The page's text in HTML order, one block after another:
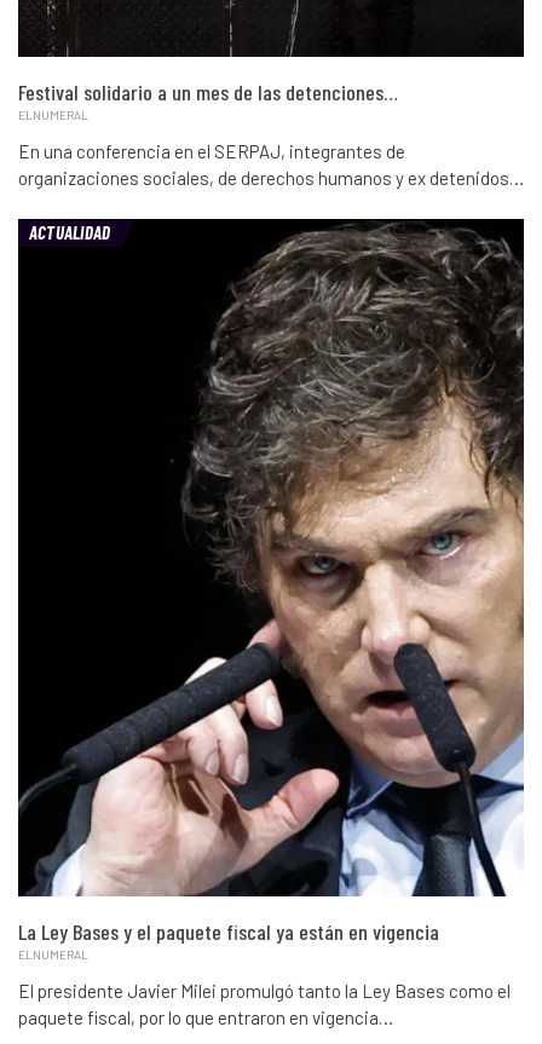
Festival solidario a un mes de las detenciones…
ELNUMERAL
En una conferencia en el SERPAJ, integrantes de
organizaciones sociales, de derechos humanos y ex detenidos…
ACTUALIDAD
La Ley Bases y el paquete fiscal ya están en vigencia
ELNUMERAL
El presidente Javier Milei promulgó tanto la Ley Bases como el
paquete fiscal, por lo que entraron en vigencia…